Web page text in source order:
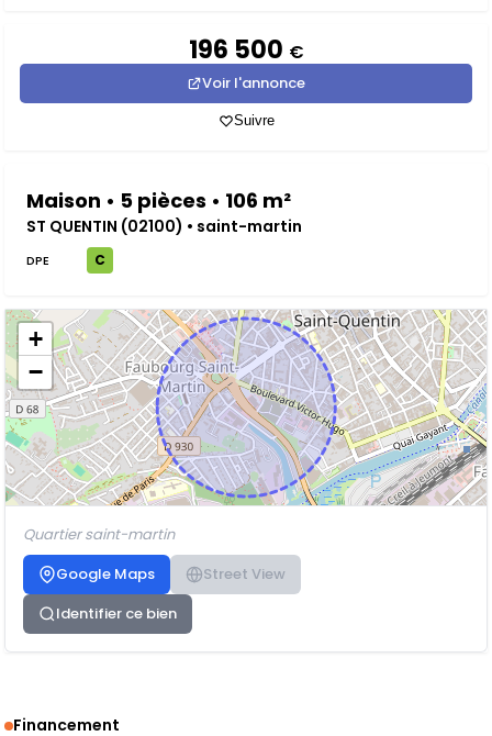
196 500 €
Voir l'annonce
Suivre
Maison • 5 pièces • 106 m²
ST QUENTIN (02100) • saint-martin
DPE C
+
−
Quartier saint-martin
Google Maps
Street View
Identifier ce bien
Financement